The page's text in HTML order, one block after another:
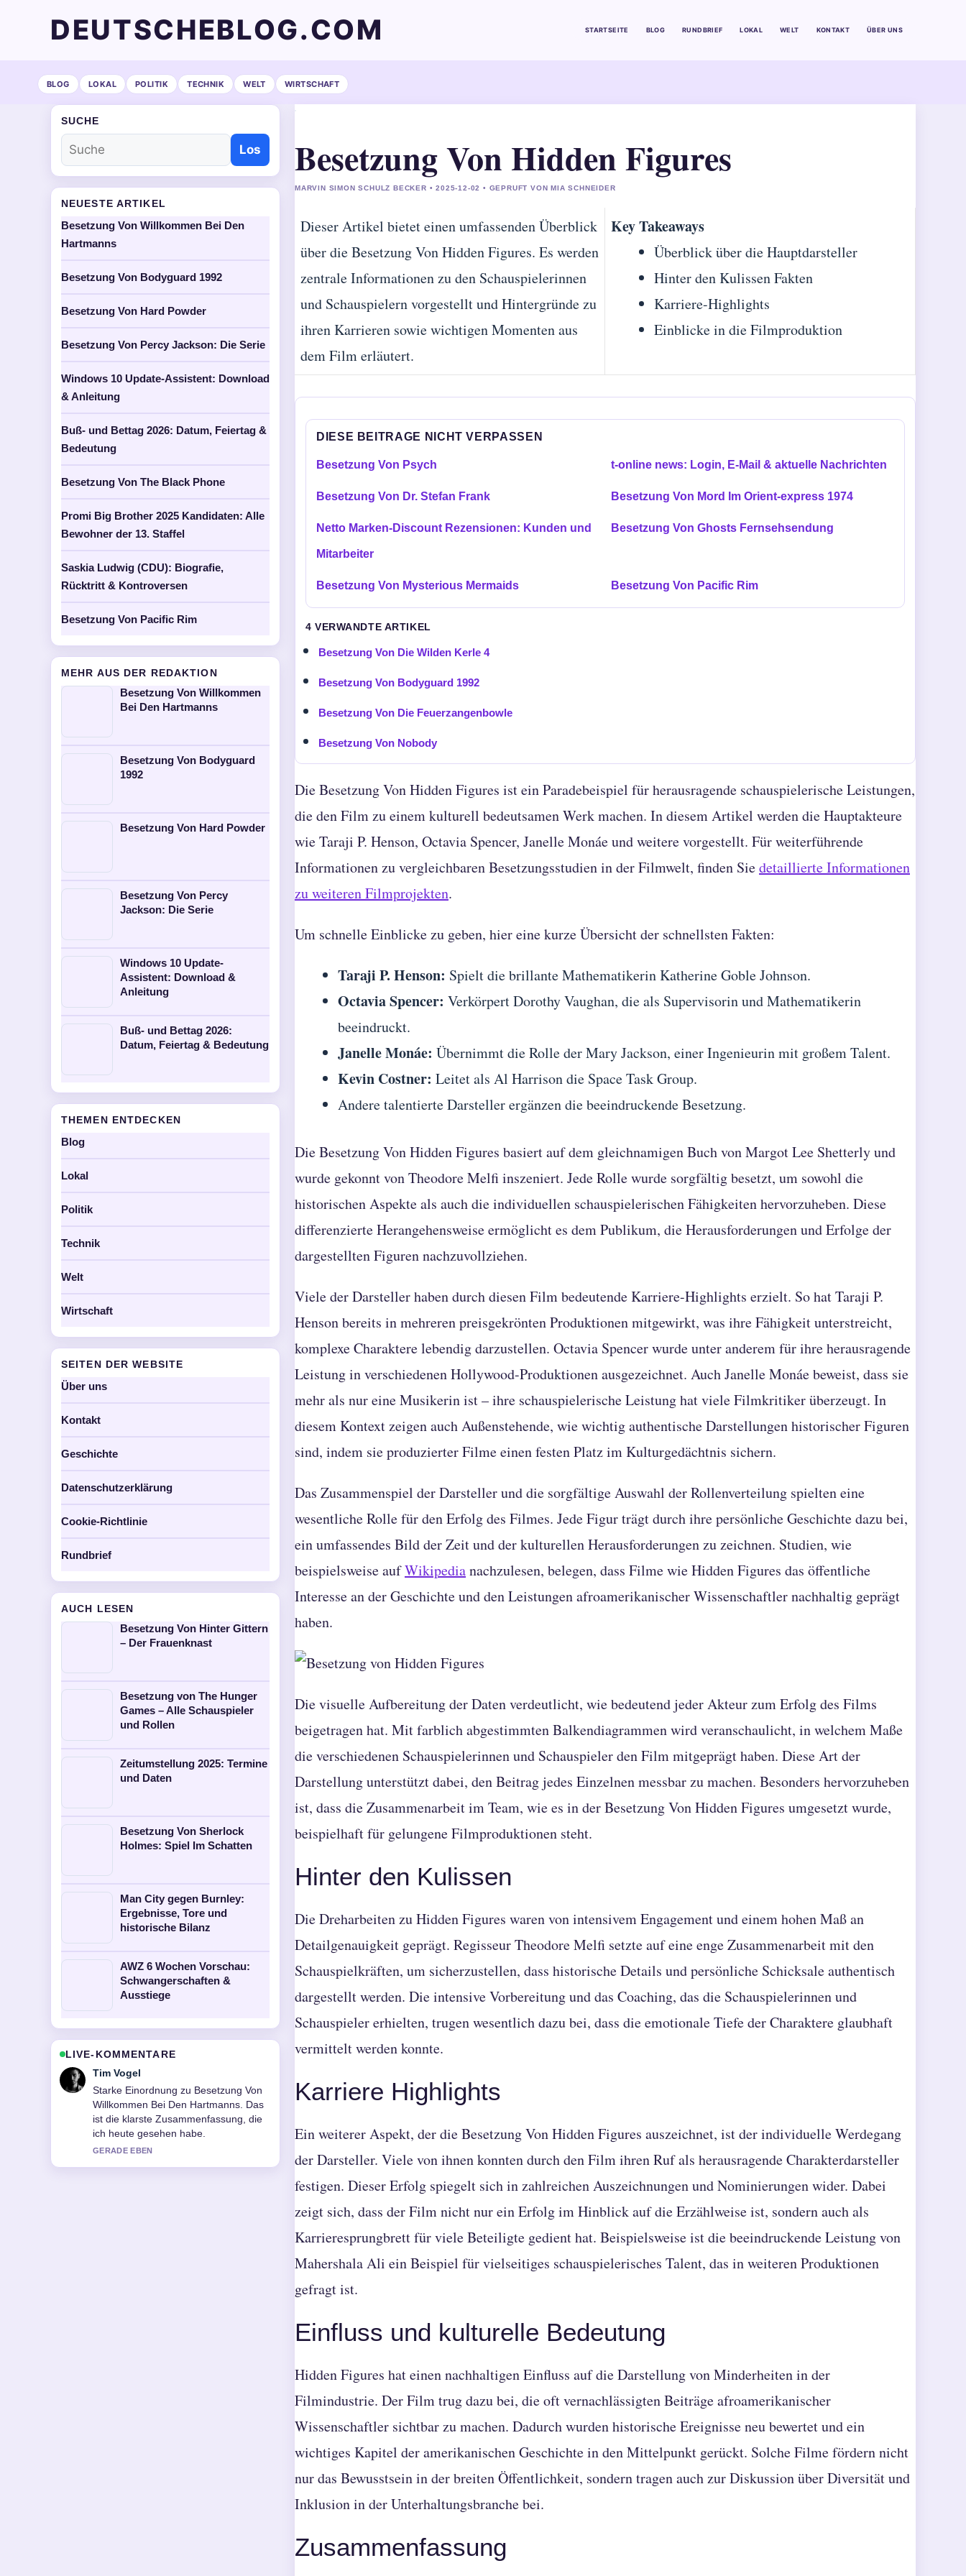
DEUTSCHEBLOG.COM STARTSEITE BLOG RUNDBRIEF LOKAL WELT KONTAKT ÜBER UNS
BLOG LOKAL POLITIK TECHNIK WELT WIRTSCHAFT
Besetzung Von Hidden Figures
MARVIN SIMON SCHULZ BECKER • 2025-12-02 • GEPRUFT VON MIA SCHNEIDER
Dieser Artikel bietet einen umfassenden Überblick
über die Besetzung Von Hidden Figures. Es werden
zentrale Informationen zu den Schauspielerinnen
und Schauspielern vorgestellt und Hintergründe zu
ihren Karrieren sowie wichtigen Momenten aus
dem Film erläutert.
Key Takeaways
Überblick über die Hauptdarsteller
Hinter den Kulissen Fakten
Karriere-Highlights
Einblicke in die Filmproduktion
DIESE BEITRAGE NICHT VERPASSEN
Besetzung Von Psych t-online news: Login, E-Mail & aktuelle Nachrichten
Besetzung Von Dr. Stefan Frank Besetzung Von Mord Im Orient-express 1974
Netto Marken-Discount Rezensionen: Kunden und
Mitarbeiter
Besetzung Von Ghosts Fernsehsendung
Besetzung Von Mysterious Mermaids Besetzung Von Pacific Rim
4 VERWANDTE ARTIKEL
Besetzung Von Die Wilden Kerle 4
Besetzung Von Bodyguard 1992
Besetzung Von Die Feuerzangenbowle
Besetzung Von Nobody
Die Besetzung Von Hidden Figures ist ein Paradebeispiel für herausragende schauspielerische Leistungen,
die den Film zu einem kulturell bedeutsamen Werk machen. In diesem Artikel werden die Hauptakteure
wie Taraji P. Henson, Octavia Spencer, Janelle Monáe und weitere vorgestellt. Für weiterführende
Informationen zu vergleichbaren Besetzungsstudien in der Filmwelt, finden Siedetaillierte Informationen
zu weiteren Filmprojekten.
Um schnelle Einblicke zu geben, hier eine kurze Übersicht der schnellsten Fakten:
Taraji P. Henson: Spielt die brillante Mathematikerin Katherine Goble Johnson.
Octavia Spencer: Verkörpert Dorothy Vaughan, die als Supervisorin und Mathematikerin
beeindruckt.
Janelle Monáe: Übernimmt die Rolle der Mary Jackson, einer Ingenieurin mit großem Talent.
Kevin Costner: Leitet als Al Harrison die Space Task Group.
Andere talentierte Darsteller ergänzen die beeindruckende Besetzung.
Die Besetzung Von Hidden Figures basiert auf dem gleichnamigen Buch von Margot Lee Shetterly und
wurde gekonnt von Theodore Melfi inszeniert. Jede Rolle wurde sorgfältig besetzt, um sowohl die
historischen Aspekte als auch die individuellen schauspielerischen Fähigkeiten hervorzuheben. Diese
differenzierte Herangehensweise ermöglicht es dem Publikum, die Herausforderungen und Erfolge der
dargestellten Figuren nachzuvollziehen.
Viele der Darsteller haben durch diesen Film bedeutende Karriere-Highlights erzielt. So hat Taraji P.
Henson bereits in mehreren preisgekrönten Produktionen mitgewirkt, was ihre Fähigkeit unterstreicht,
komplexe Charaktere lebendig darzustellen. Octavia Spencer wurde unter anderem für ihre herausragende
Leistung in verschiedenen Hollywood-Produktionen ausgezeichnet. Auch Janelle Monáe beweist, dass sie
mehr als nur eine Musikerin ist – ihre schauspielerische Leistung hat viele Filmkritiker überzeugt. In
diesem Kontext zeigen auch Außenstehende, wie wichtig authentische Darstellungen historischer Figuren
sind, indem sie produzierter Filme einen festen Platz im Kulturgedächtnis sichern.
Das Zusammenspiel der Darsteller und die sorgfältige Auswahl der Rollenverteilung spielten eine
wesentliche Rolle für den Erfolg des Filmes. Jede Figur trägt durch ihre persönliche Geschichte dazu bei,
ein umfassendes Bild der Zeit und der kulturellen Herausforderungen zu zeichnen. Studien, wie
beispielsweise aufWikipedianachzulesen, belegen, dass Filme wie Hidden Figures das öffentliche
Interesse an der Geschichte und den Leistungen afroamerikanischer Wissenschaftler nachhaltig geprägt
haben.
Die visuelle Aufbereitung der Daten verdeutlicht, wie bedeutend jeder Akteur zum Erfolg des Films
beigetragen hat. Mit farblich abgestimmten Balkendiagrammen wird veranschaulicht, in welchem Maße
die verschiedenen Schauspielerinnen und Schauspieler den Film mitgeprägt haben. Diese Art der
Darstellung unterstützt dabei, den Beitrag jedes Einzelnen messbar zu machen. Besonders hervorzuheben
ist, dass die Zusammenarbeit im Team, wie es in der Besetzung Von Hidden Figures umgesetzt wurde,
beispielhaft für gelungene Filmproduktionen steht.
Hinter den Kulissen
Die Dreharbeiten zu Hidden Figures waren von intensivem Engagement und einem hohen Maß an
Detailgenauigkeit geprägt. Regisseur Theodore Melfi setzte auf eine enge Zusammenarbeit mit den
Schauspielkräften, um sicherzustellen, dass historische Details und persönliche Schicksale authentisch
dargestellt werden. Die intensive Vorbereitung und das Coaching, das die Schauspielerinnen und
Schauspieler erhielten, trugen wesentlich dazu bei, dass die emotionale Tiefe der Charaktere glaubhaft
vermittelt werden konnte.
Karriere Highlights
Ein weiterer Aspekt, der die Besetzung Von Hidden Figures auszeichnet, ist der individuelle Werdegang
der Darsteller. Viele von ihnen konnten durch den Film ihren Ruf als herausragende Charakterdarsteller
festigen. Dieser Erfolg spiegelt sich in zahlreichen Auszeichnungen und Nominierungen wider. Dabei
zeigt sich, dass der Film nicht nur ein Erfolg im Hinblick auf die Erzählweise ist, sondern auch als
Karrieresprungbrett für viele Beteiligte gedient hat. Beispielsweise ist die beeindruckende Leistung von
Mahershala Ali ein Beispiel für vielseitiges schauspielerisches Talent, das in weiteren Produktionen
gefragt ist.
Einfluss und kulturelle Bedeutung
Hidden Figures hat einen nachhaltigen Einfluss auf die Darstellung von Minderheiten in der
Filmindustrie. Der Film trug dazu bei, die oft vernachlässigten Beiträge afroamerikanischer
Wissenschaftler sichtbar zu machen. Dadurch wurden historische Ereignisse neu bewertet und ein
wichtiges Kapitel der amerikanischen Geschichte in den Mittelpunkt gerückt. Solche Filme fördern nicht
nur das Bewusstsein in der breiten Öffentlichkeit, sondern tragen auch zur Diskussion über Diversität und
Inklusion in der Unterhaltungsbranche bei.
Zusammenfassung
SUCHE
Los
NEUESTE ARTIKEL
Besetzung Von Willkommen Bei Den
Hartmanns
Besetzung Von Bodyguard 1992
Besetzung Von Hard Powder
Besetzung Von Percy Jackson: Die Serie
Windows 10 Update-Assistent: Download
& Anleitung
Buß- und Bettag 2026: Datum, Feiertag &
Bedeutung
Besetzung Von The Black Phone
Promi Big Brother 2025 Kandidaten: Alle
Bewohner der 13. Staffel
Saskia Ludwig (CDU): Biografie,
Rücktritt & Kontroversen
Besetzung Von Pacific Rim
MEHR AUS DER REDAKTION
Besetzung Von Willkommen
Bei Den Hartmanns
Besetzung Von Bodyguard
1992
Besetzung Von Hard Powder
Besetzung Von Percy
Jackson: Die Serie
Windows 10 Update-
Assistent: Download &
Anleitung
Buß- und Bettag 2026:
Datum, Feiertag & Bedeutung
THEMEN ENTDECKEN
Blog
Lokal
Politik
Technik
Welt
Wirtschaft
SEITEN DER WEBSITE
Über uns
Kontakt
Geschichte
Datenschutzerklärung
Cookie-Richtlinie
Rundbrief
AUCH LESEN
Besetzung Von Hinter Gittern
– Der Frauenknast
Besetzung von The Hunger
Games – Alle Schauspieler
und Rollen
Zeitumstellung 2025: Termine
und Daten
Besetzung Von Sherlock
Holmes: Spiel Im Schatten
Man City gegen Burnley:
Ergebnisse, Tore und
historische Bilanz
AWZ 6 Wochen Vorschau:
Schwangerschaften &
Ausstiege
LIVE-KOMMENTARE
Mila Kruger
Verfolge Besetzung Von Bodyguard
1992 genau – schaetze den
ausgewogenen Ton hier.
3 MIN ZUVOR